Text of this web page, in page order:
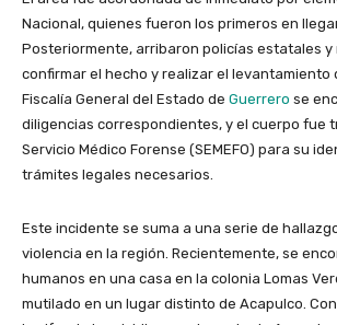
Nacional, quienes fueron los primeros en
Posteriormente, arribaron policías estatales y
confirmar el hecho y realizar el levantamiento
Fiscalía General del Estado de Guerrero se
diligencias correspondientes, y el cuerpo fue
Servicio Médico Forense (SEMEFO) para su
trámites legales necesarios.
Este incidente se suma a una serie de
violencia en la región. Recientemente, se
humanos en una casa en la colonia Lomas
mutilado en un lugar distinto de Acapulco.